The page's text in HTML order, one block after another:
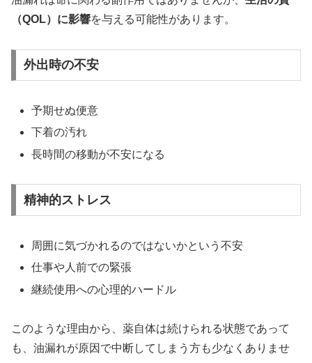
（QOL）に影響を与える可能性があります。
外出時の不安
予期せぬ便意
下着の汚れ
長時間の移動が不安になる
精神的ストレス
周囲に気づかれるのではないかという不安
仕事や人前での緊張
継続使用への心理的ハードル
このような理由から、薬自体は続けられる状態であって
も、油漏れが原因で中断してしまう方も少なくありませ